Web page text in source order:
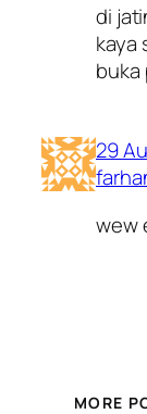
di
kaya
buka
29
wew
MORE